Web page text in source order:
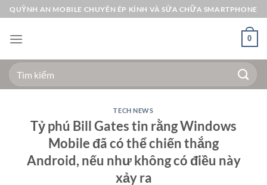
Bỏ
qua
nội
QUỲNH AN MOBILE CHUYÊN ÉP KÍNH VÀ SỬA CHỮA SMARTPHONE
0
Tìm
kiếm:
TECH NEWS
Tỷ phú Bill Gates tin rằng Windows
Mobile đã có thể chiến thắng
Android, nếu như không có điều này
xảy ra